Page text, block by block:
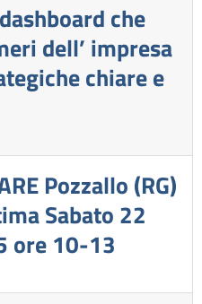
che
dell’ impresa
chiare e
Pozzallo (RG)
Sabato 22
ore 10-13